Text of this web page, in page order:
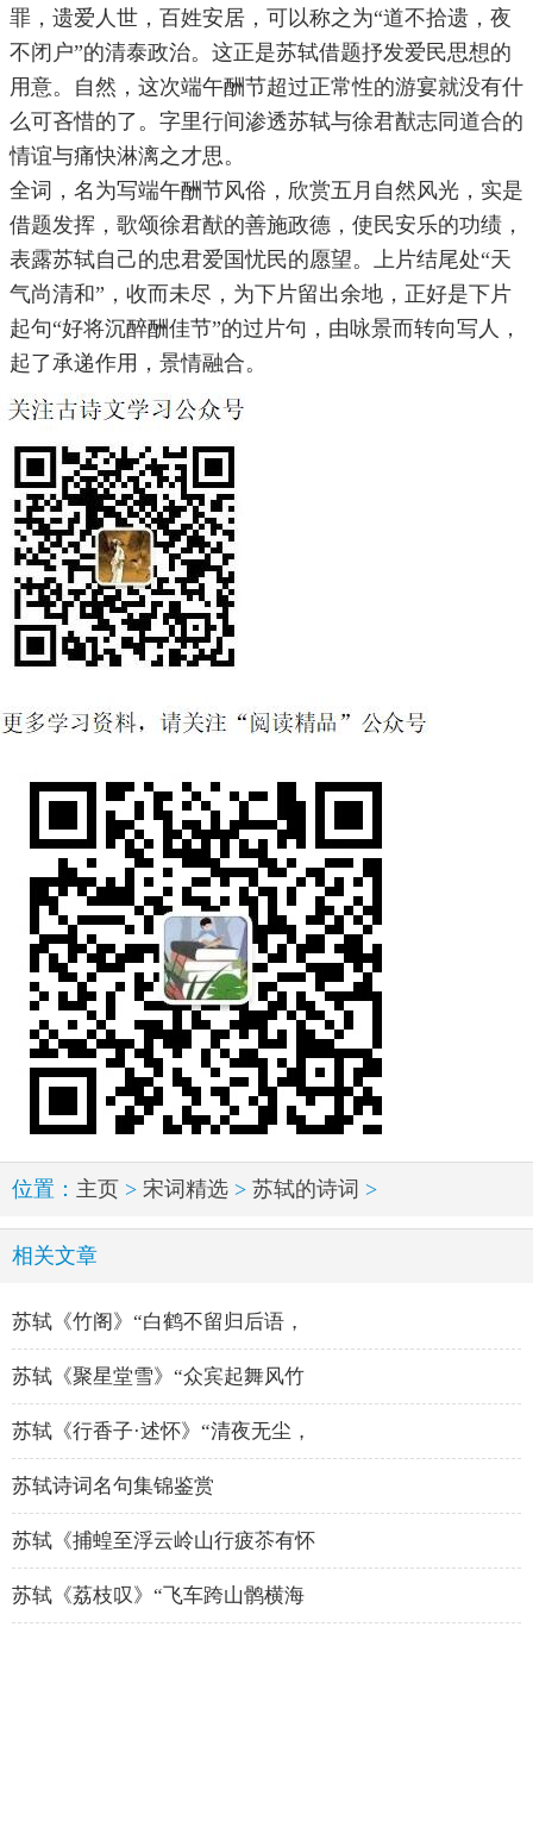
罪，遗爱人世，百姓安居，可以称之为“道不拾遗，夜
不闭户”的清泰政治。这正是苏轼借题抒发爱民思想的
用意。自然，这次端午酬节超过正常性的游宴就没有什
么可吝惜的了。字里行间渗透苏轼与徐君猷志同道合的
情谊与痛快淋漓之才思。
全词，名为写端午酬节风俗，欣赏五月自然风光，实是
借题发挥，歌颂徐君猷的善施政德，使民安乐的功绩，
表露苏轼自己的忠君爱国忧民的愿望。上片结尾处“天
气尚清和”，收而未尽，为下片留出余地，正好是下片
起句“好将沉醉酬佳节”的过片句，由咏景而转向写人，
起了承递作用，景情融合。
位置： 主页 > 宋词精选 > 苏轼的诗词 >
相关文章
苏轼《竹阁》“白鹤不留归后语，
苏轼《聚星堂雪》“众宾起舞风竹
苏轼《行香子·述怀》“清夜无尘，
苏轼诗词名句集锦鉴赏
苏轼《捕蝗至浮云岭山行疲苶有怀
苏轼《荔枝叹》“飞车跨山鹘横海